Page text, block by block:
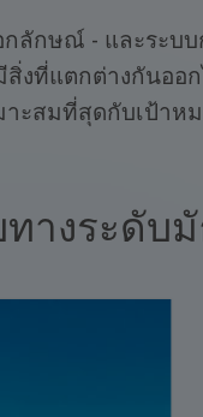
ลักษณ์ - และระบบ
งที่แตกต่างกันออ
าะสมที่สุดกับเป้าห
างระดับ